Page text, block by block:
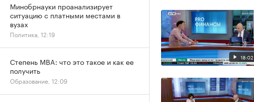
18:02
Минобрнауки проанализирует
ситуацию с платными местами в
вузах
Политика, 12:19
Степень MBA: что это такое и как ее
получить
Образование, 12:09